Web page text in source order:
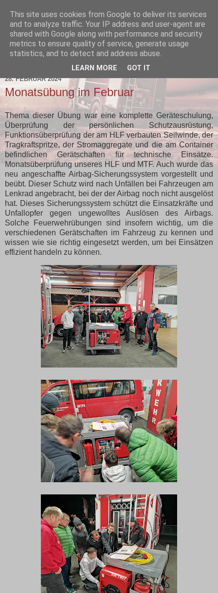
28. FEBRUAR 2024
Monatsübung im Februar
Thema dieser Übung war eine komplette Geräteschulung,
Überprüfung der persönlichen Schutzausrüstung,
Funktionsüberprüfung der am HLF verbauten Seilwinde, der
Tragkraftspritze, der Stromaggregate und die am Container
befindlichen Gerätschaften für technische Einsätze.
Monatsüberprüfung unseres HLF und MTF. Auch wurde das
neu angeschaffte Airbag-Sicherungssystem vorgestellt und
beübt. Dieser Schutz wird nach Unfällen bei Fahrzeugen am
Lenkrad angebracht, bei der der Airbag noch nicht ausgelöst
hat. Dieses Sicherungssystem schützt die Einsatzkräfte und
Unfallopfer gegen ungewolltes Auslösen des Airbags.
Solche Feuerwehrübungen sind insofern wichtig, um die
verschiedenen Gerätschaften im Fahrzeug zu kennen und
wissen wie sie richtig eingesetzt werden, um bei Einsätzen
effizient handeln zu können.
This site uses cookies from Google to deliver its services
and to analyze traffic. Your IP address and user-agent are
shared with Google along with performance and security
metrics to ensure quality of service, generate usage
statistics, and to detect and address abuse.
LEARN MORE GOT IT